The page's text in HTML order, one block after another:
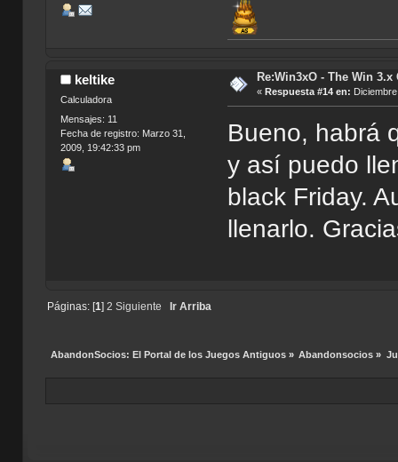
keltike
Calculadora
Mensajes: 11
Fecha de registro: Marzo 31,
2009, 19:42:33 pm
Re:Win3xO - The Win
« Respuesta #14 en:
Bueno, habrá
y así puedo
black Friday.
llenarlo.
Páginas: [1] 2 Siguiente Ir Arriba
AbandonSocios: El Portal de los Juegos Antiguos» Abandonsocios »